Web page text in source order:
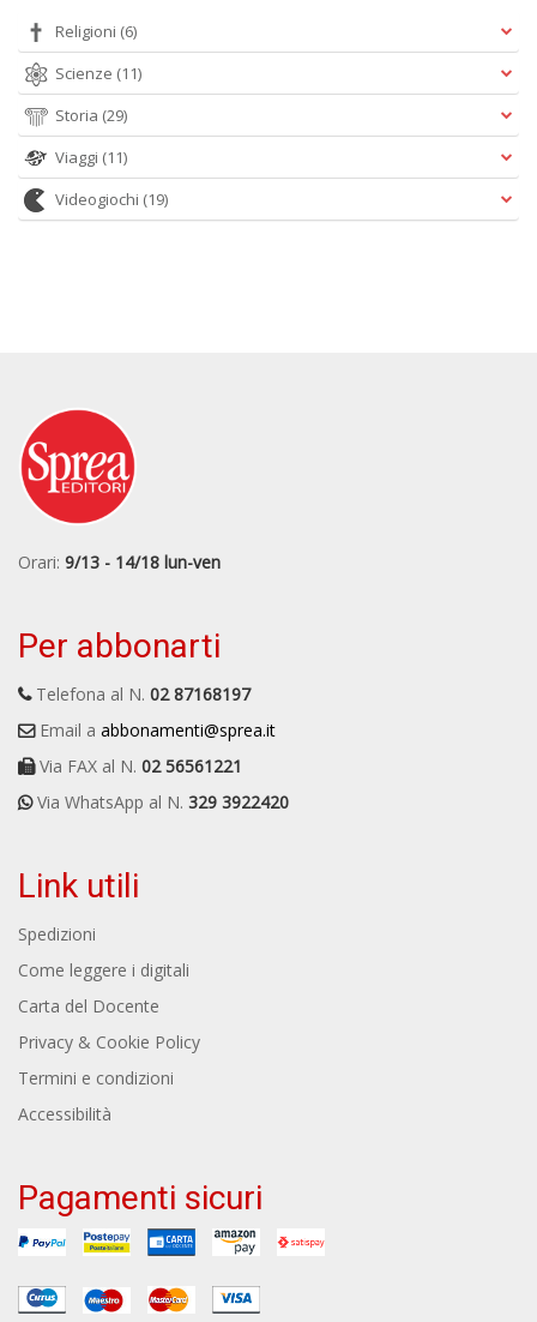
Religioni (6)
Scienze (11)
Storia (29)
Viaggi (11)
Videogiochi (19)
Orari: 9/13 - 14/18 lun-ven
Per abbonarti
Telefona al N. 02 87168197
Email a abbonamenti@sprea.it
Via FAX al N. 02 56561221
Via WhatsApp al N. 329 3922420
Link utili
Spedizioni
Come leggere i digitali
Carta del Docente
Privacy & Cookie Policy
Termini e condizioni
Accessibilità
Pagamenti sicuri